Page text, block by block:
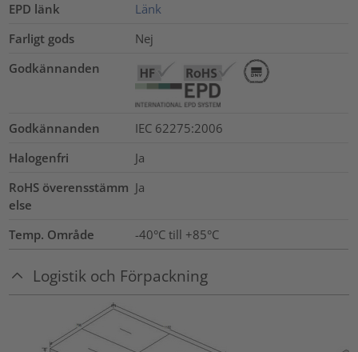
EPD länk
Länk
Farligt gods
Nej
Godkännanden
Godkännanden
IEC 62275:2006
Halogenfri
Ja
RoHS överensstämm
else
Ja
Temp. Område -40°C till +85°C
Logistik och Förpackning